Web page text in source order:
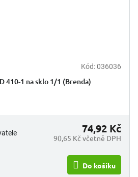
Kód:036036
410-1 na sklo 1/1 (Brenda)
90,65 Kč včetně DPH
74,92 Kč
Do košíku